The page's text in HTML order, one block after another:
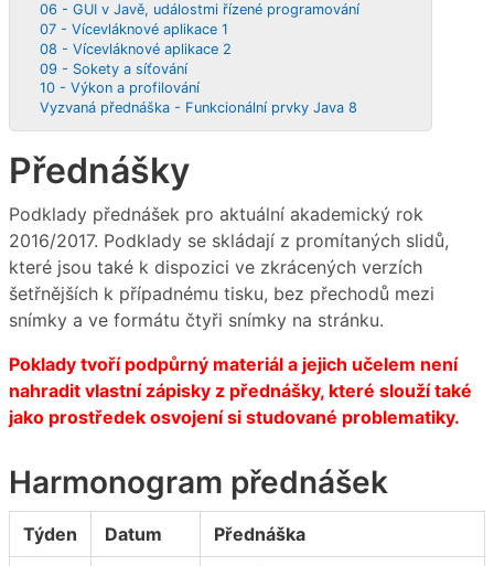
06 - GUI v Javě, událostmi řízené programování
07 - Vícevláknové aplikace 1
08 - Vícevláknové aplikace 2
09 - Sokety a síťování
10 - Výkon a profilování
Vyzvaná přednáška - Funkcionální prvky Java 8
Přednášky
Podklady přednášek pro aktuální akademický rok
2016/2017. Podklady se skládají z promítaných slidů,
které jsou také k dispozici ve zkrácených verzích
šetřnějších k případnému tisku, bez přechodů mezi
snímky a ve formátu čtyři snímky na stránku.
Poklady tvoří podpůrný materiál a jejich učelem není
nahradit vlastní zápisky z přednášky, které slouží také
jako prostředek osvojení si studované problematiky.
Harmonogram přednášek
Týden Datum Přednáška